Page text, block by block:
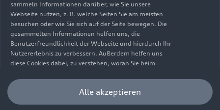
Die Angaben zu Kraftstoffverbrauch, Stromverbrauch, CO₂-
Emissionen und elektrischer Reichweite wurden nach dem
gesetzlich vorgeschriebenen Messverfahren „Worldwide
Harmonized Light Vehicles Test Procedure“ (WLTP) gemäß
Verordnung (EG) 715/2007 ermittelt. Zusatzausstattungen und
Zubehör (Anbauteile, Reifenformat usw.) können relevante
Aerodynamik verändern und neben Witterungs- und
Verkehrsbedingungen sowie dem individuellen Fahrverhalten den
sammeln Informationen darüber, wie Sie unsere
Webseite nutzen, z. B. welche Seiten Sie am meisten
besuchen oder wie Sie sich auf der Seite bewegen. Die
gesammelten Informationen helfen uns, die
Benutzerfreundlichkeit der Webseite und hierdurch Ihr
Nutzererlebnis zu verbessern. Außerdem helfen uns
diese Cookies dabei, zu verstehen, woran Sie beim
unser Angebot optimieren können. Bitte beachten Sie,
dass Sie Ihre Einwilligung bezüglich der Platzierung von
Performance Cookies jederzeit widerrufen können.
Alle akzeptieren